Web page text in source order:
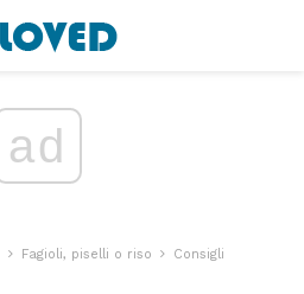
ad
Fagioli, piselli o riso
Consigli